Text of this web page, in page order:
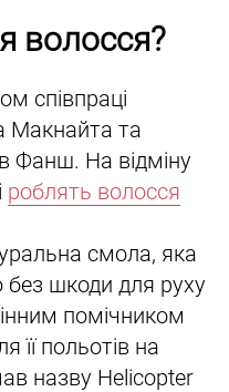
волосся?
співпраці
Макнайта та
Фанш. На відміну
роблять волосся
смола, яка
без шкоди для руху
помічником
її польотів на
назву Helicopter